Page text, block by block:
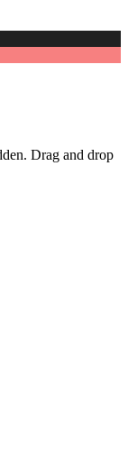
Drag and drop